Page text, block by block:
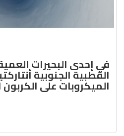
في إحدى البحيرات
القطبية الجنوبية
الميكروبات على الكربون